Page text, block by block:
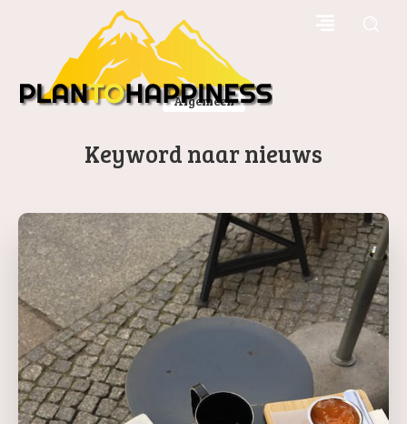
Algemeen
Keyword naar nieuws